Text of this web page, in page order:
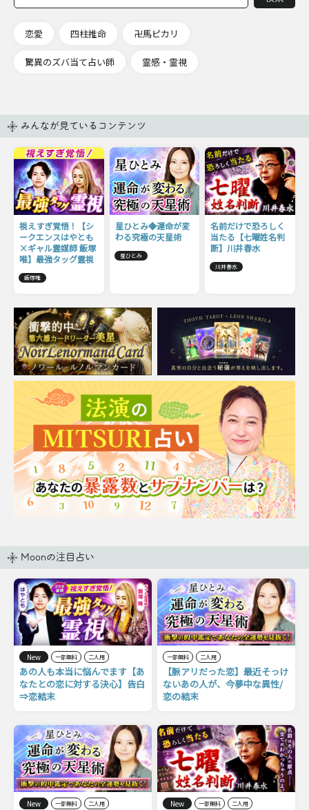
恋愛 四柱推命 卍馬ピカリ
驚異のズバ当て占い師 霊感・霊視
みんなが見ているコンテンツ
視えすぎ覚悟！【シ
ークエンスはやとも
×ギャル霊媒師 飯塚
唯】最強タッグ霊視
飯塚唯
星ひとみ◆運命が変
わる究極の天星術
星ひとみ
名前だけで恐ろしく
当たる【七曜姓名判
断】川井春水
川井春水
Moonの注目占い
New 一部無料 二人用
あの人も本当に悩んでます【あ
なたとの恋に対する決心】告白
⇒恋結末
一部無料 二人用
【脈アリだった恋】最近そっけ
ないあの人が、今夢中な異性/
恋の結末
New 一部無料 二人用 New 一部無料 二人用